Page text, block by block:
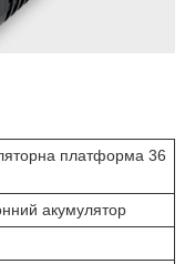
платформа 36
акумулятор